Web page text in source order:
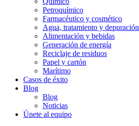
Petroquímico
Farmacéutico y cosmético
Agua, tratamiento y depuración
Alimentación y bebidas
Generación de energía
Reciclaje de residuos
Papel y cartón
Marítimo
Casos de éxito
Blog
Blog
Noticias
Únete al equipo